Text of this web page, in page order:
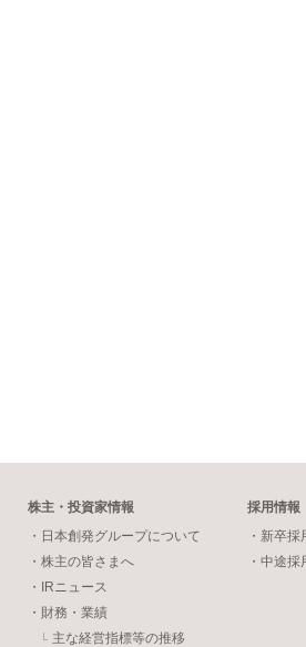
株主・投資家情報
・日本創発グループについて
・株主の皆さまへ
・IRニュース
・財務・業績
主な経営指標等の推移
採用情報
・新卒採
・中途採